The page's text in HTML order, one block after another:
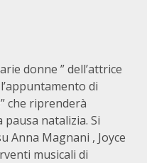
donne ” dell’attrice
di
che riprenderà
natalizia. Si
Anna Magnani , Joyce
musicali di